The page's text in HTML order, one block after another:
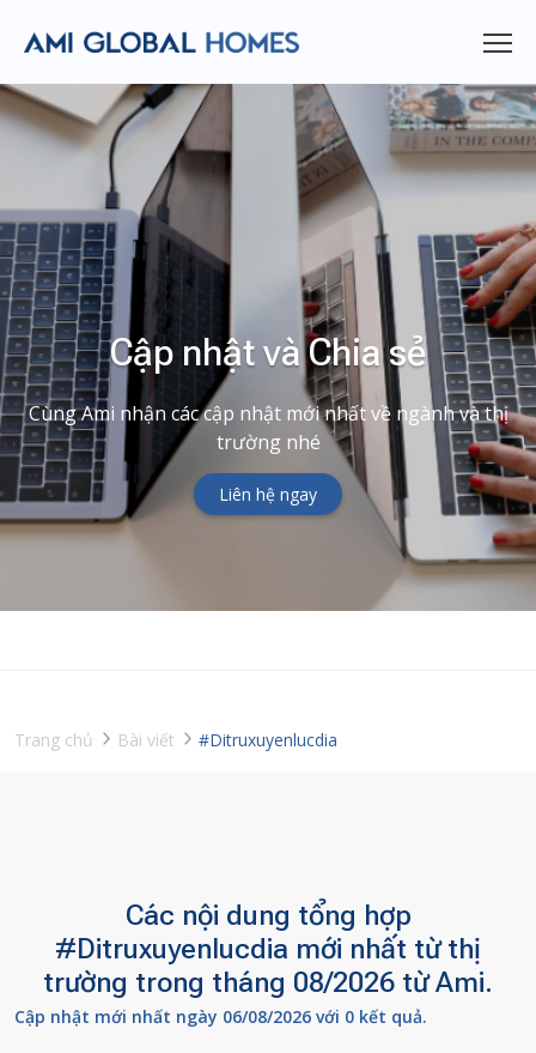
Cập nhật và Chia sẻ
Cùng Ami nhận các cập nhật mới nhất về ngành và thị
trường nhé
Liên hệ ngay
Trang chủ Bài viết #Ditruxuyenlucdia
Các nội dung tổng hợp
#Ditruxuyenlucdia mới nhất từ thị
trường trong tháng 08/2026 từ Ami.
Cập nhật mới nhất ngày 06/08/2026 với 0 kết quả.